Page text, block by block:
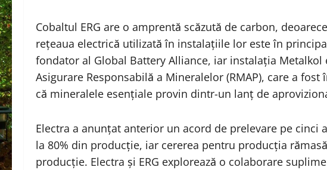
Cobaltul ERG are o amprentă scăzută de carbon,
rețeaua electrică utilizată în instalațiile lor este în
fondator al Global Battery Alliance, iar instalația Metalkol
Asigurare Responsabilă a Mineralelor (RMAP), care a
că mineralele esențiale provin dintr-un lanț de
Electra a anunțat anterior un acord de prelevare pe cinci
la 80% din producție, iar cererea pentru producția
producție. Electra și ERG explorează o colaborare